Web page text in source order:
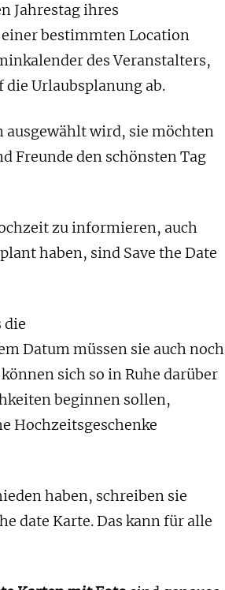
Jahrestag ihres
bestimmten Location
des Veranstalters,
Urlaubsplanung ab.
ausgewählt wird, sie möchten
Freunde den schönsten Tag
zu informieren, auch
haben, sind Save the Date
die
Datum müssen sie auch noch
sich so in Ruhe darüber
beginnen sollen,
Hochzeitsgeschenke
haben, schreiben sie
date Karte. Das kann für alle